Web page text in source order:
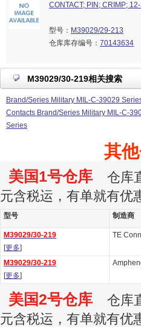
CONTACT; PIN; CRIMP;
型号： M39029/29-213
仓库库存编号： 70143634
M39029/30-219相关搜索
Brand/Series Military MIL-C-39029
Contacts Brand/Series Military MIL-C-
Series
其
美国1号仓库 仓库
元含税运，有单就有优
型号 制造商
M39029/30-219
[更多]
TE
M39029/30-219
[更多]
美国2号仓库 仓库
元含税运，有单就有优